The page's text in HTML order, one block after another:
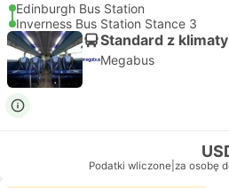
Edinburgh Bus Station
Inverness Bus Station Stance 3
Standard z
Megabus
Podatki wliczone za osobę